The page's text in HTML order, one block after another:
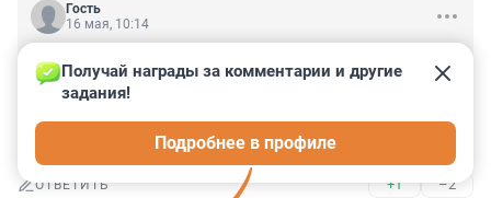
Гость
16 мая, 10:14
всосёт в неизвестное измерение. Будет как с парком
на Смоленке. Дорого богато, рендеры, а в реальности
похоже на окопы и укрепления береговой линии, но с
убогим фонтаном.
ОТВЕТИТЬ +1 –2
Получай награды за комментарии и другие
задания!
Подробнее в профиле